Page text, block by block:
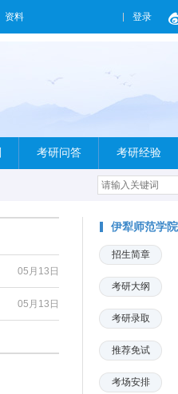
资料 登录
考研问答 考研经验
05月13日
05月13日
伊犁师范学
招生简章
考研大纲
考研录取
推荐免试
考场安排